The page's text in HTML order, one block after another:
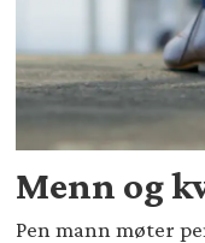
Menn og
Pen mann møter